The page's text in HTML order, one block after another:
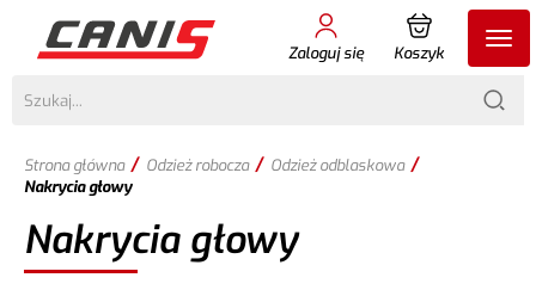
Zaloguj się Koszyk
Strona główna / Odzież robocza / Odzież odblaskowa /
Nakrycia głowy
Nakrycia głowy